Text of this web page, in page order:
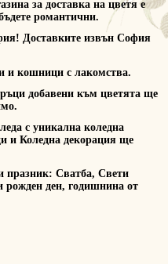
за доставка на цветя е
романтични.
Доставките извън София
и кошници с лакомства.
добавени към цветята ще
с уникална коледна
и Коледна декорация ще
празник: Сватба, Свети
рожден ден, годишнина от